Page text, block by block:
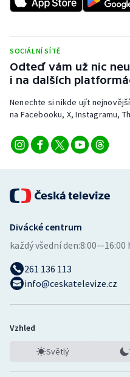
SOCIÁLNÍ SÍTĚ
Odteď vám už nic
i na dalších
Nenechte si nikde ujít
na Facebooku, X, Instagramu,
Divácké centrum
každý všední den:8:00—16:00
261 136 113
info@ceskatelevize.cz
Vzhled
Světlý